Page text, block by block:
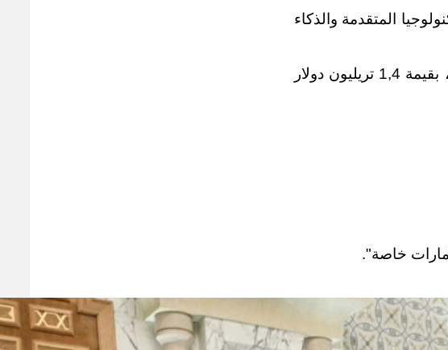
المتقدمة والذكاء
وأضاف أن "ما يؤكد على ذلك مخطط الإمارات للاستثمار في الولايات المتحدة في هذه المجالات، بقيمة 1,4 تريليون دولار
خاصة".